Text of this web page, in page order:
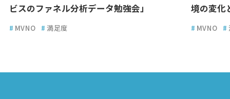
ビスのファネル分析データ勉強会」
# MVNO # 満足度
境の変化
# MVNO #